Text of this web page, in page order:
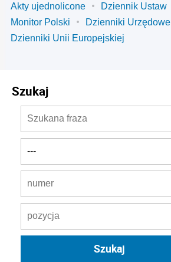
Akty ujednolicone
Dziennik Ustaw
Monitor Polski
Dzienniki Urzędowe
Dzienniki Unii Europejskiej
Szukaj